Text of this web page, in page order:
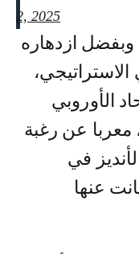
2, 2025
وبفضل ازدهاره
الأوروبي
معربا عن رغبة
في
عنها